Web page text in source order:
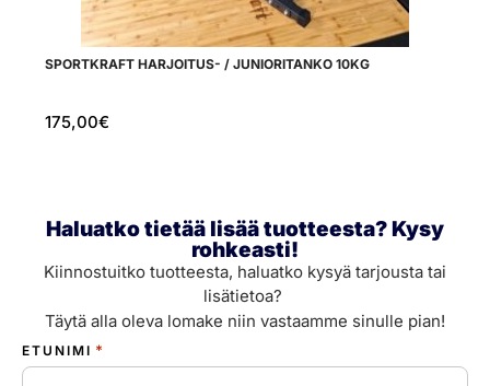
SPORTKRAFT HARJOITUS- / JUNIORITANKO 10KG
175,00€
Haluatko tietää lisää tuotteesta? Kysy
rohkeasti!
Kiinnostuitko tuotteesta, haluatko kysyä tarjousta tai
lisätietoa?
Täytä alla oleva lomake niin vastaamme sinulle pian!
ETUNIMI *